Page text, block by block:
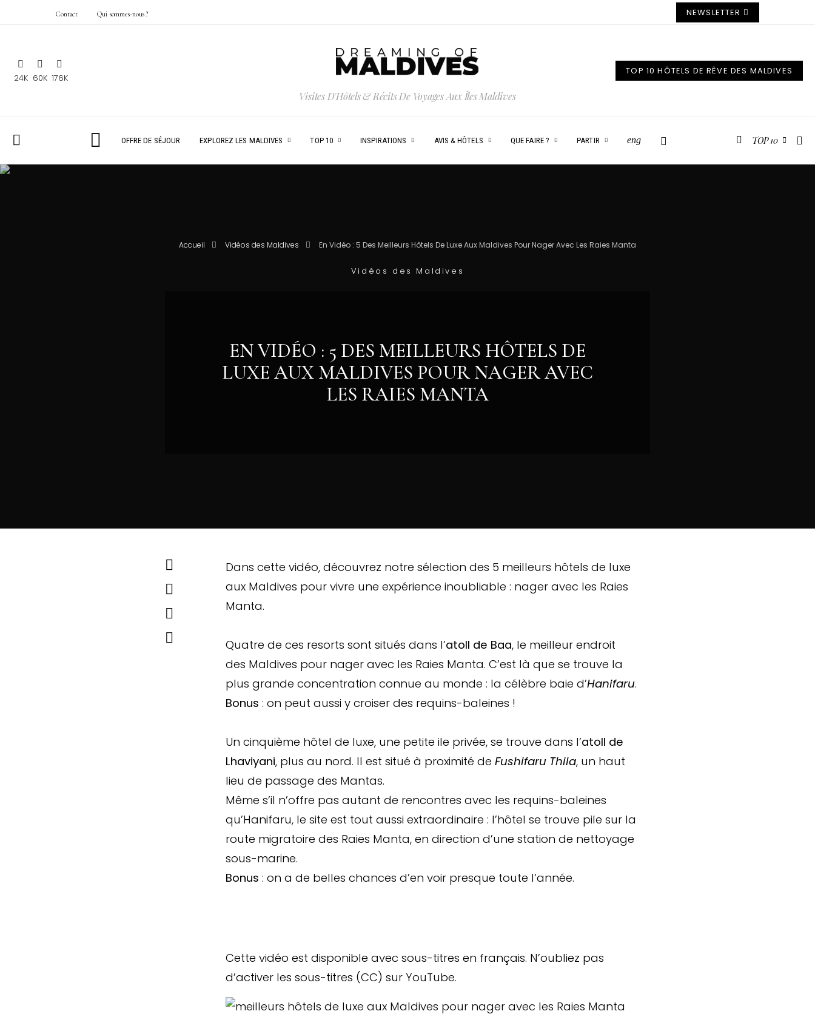
Contact Qui sommes-nous ? NEWSLETTER
24K 60K 176K
Visites D'Hôtels & Récits De Voyages Aux Îles Maldives
TOP 10 HÔTELS DE RÊVE DES MALDIVES
OFFRE DE SÉJOUR EXPLOREZ LES MALDIVES TOP 10 INSPIRATIONS AVIS & HÔTELS QUE FAIRE ? PARTIR eng TOP 10
Accueil Vidéos des Maldives En Vidéo : 5 Des Meilleurs Hôtels De Luxe Aux Maldives Pour Nager Avec Les Raies Manta
Vidéos des Maldives
EN VIDÉO : 5 DES MEILLEURS HÔTELS DE
LUXE AUX MALDIVES POUR NAGER AVEC
LES RAIES MANTA
Dans cette vidéo, découvrez notre sélection des 5 meilleurs hôtels de luxe
aux Maldives pour vivre une expérience inoubliable : nager avec les Raies
Manta.
Quatre de ces resorts sont situés dans l’atoll de Baa, le meilleur endroit
des Maldives pour nager avec les Raies Manta. C’est là que se trouve la
plus grande concentration connue au monde : la célèbre baie d’Hanifaru.
Bonus : on peut aussi y croiser des requins-baleines !
Un cinquième hôtel de luxe, une petite ile privée, se trouve dans l’atoll de
Lhaviyani, plus au nord. Il est situé à proximité de Fushifaru Thila, un haut
lieu de passage des Mantas.
Même s’il n’offre pas autant de rencontres avec les requins-baleines
qu’Hanifaru, le site est tout aussi extraordinaire : l’hôtel se trouve pile sur la
route migratoire des Raies Manta, en direction d’une station de nettoyage
sous-marine.
Bonus : on a de belles chances d’en voir presque toute l’année.
Cette vidéo est disponible avec sous-titres en français. N’oubliez pas
d’activer les sous-titres (CC) sur YouTube.